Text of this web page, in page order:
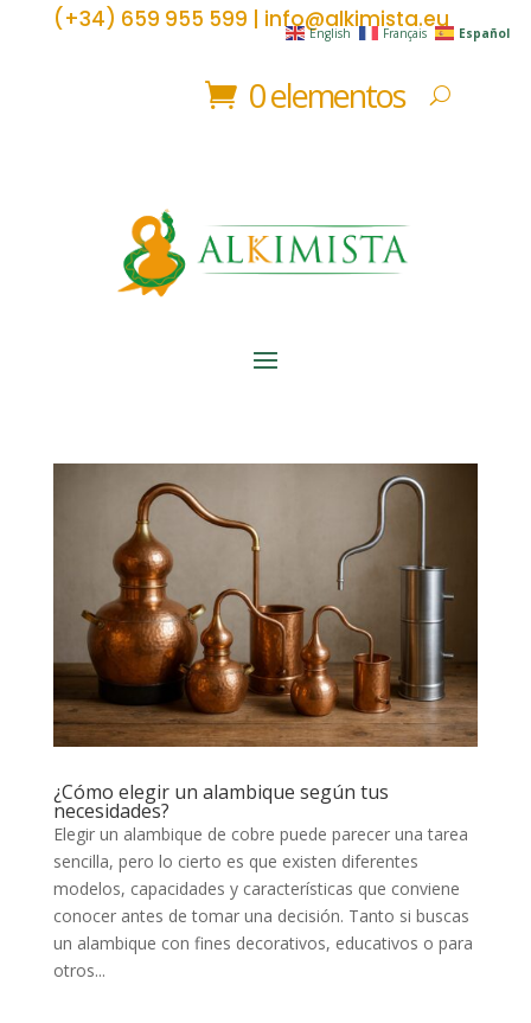
(+34) 659 955 599 | info@alkimista.eu
0 elementos
¿Cómo elegir un alambique según tus
necesidades?
Elegir un alambique de cobre puede parecer una tarea
sencilla, pero lo cierto es que existen diferentes
modelos, capacidades y características que conviene
conocer antes de tomar una decisión. Tanto si buscas
un alambique con fines decorativos, educativos o para
otros...
English Français Español